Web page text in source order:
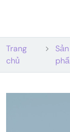
Trang
chủ
Sản